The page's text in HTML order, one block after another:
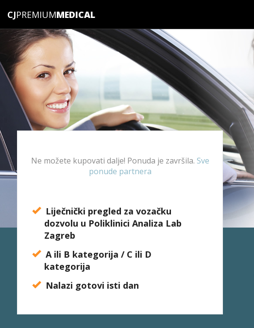
CJPREMIUM
Ne možete kupovati dalje! Ponuda je završila. Sve
ponude partnera
Liječnički pregled za vozačku
dozvolu u Poliklinici Analiza Lab
Zagreb
A ili B kategorija / C ili D
kategorija
Nalazi gotovi isti dan